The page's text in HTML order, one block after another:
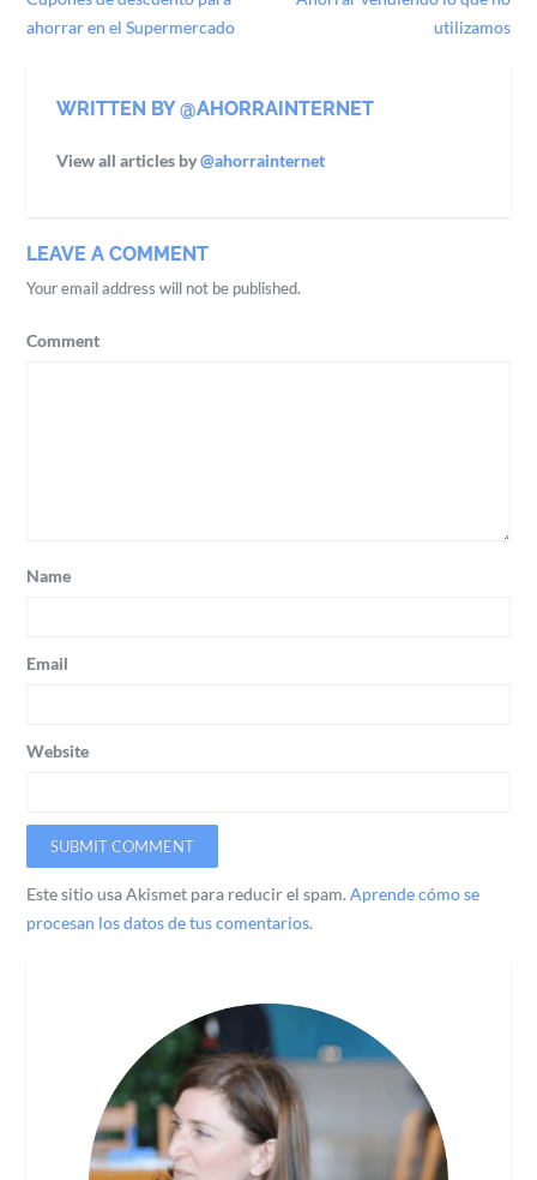
ahorrar en el Supermercado
utilizamos
WRITTEN BY @AHORRAINTERNET
View all articles by@ahorrainternet
LEAVE A COMMENT
Your email address will not be published.
Comment
Name
Email
Website
Este sitio usa Akismet para reducir el spam.Aprende cómo se
procesan los datos de tus comentarios.